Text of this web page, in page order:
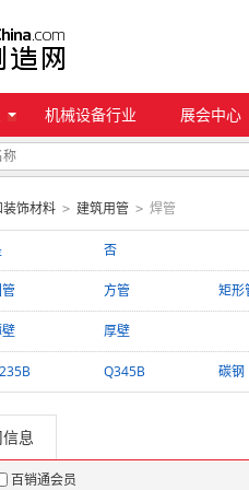
机械设备行业 展会中心
饰材料 > 建筑用管 > 焊管
否
方管 矩形
厚壁
Q345B 碳钢
息
百销通会员